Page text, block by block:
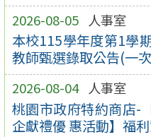
2026-08-05 人事室
本校115學年度第1學
教師甄選錄取公告(一
2026-08-04 人事室
桃園市政府特約商店-
企獻禮優 惠活動】福